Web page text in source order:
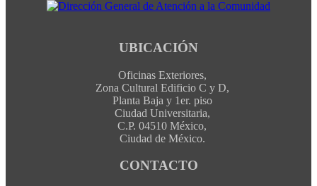
UBICACIÓN
Oficinas Exteriores,
Zona Cultural Edificio C y D,
Planta Baja y 1er. piso
Ciudad Universitaria,
C.P. 04510 México,
Ciudad de México.
CONTACTO